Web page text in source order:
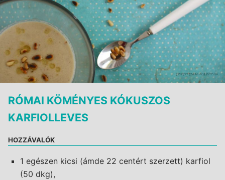
RÓMAI KÖMÉNYES KÓKUSZOS
KARFIOLLEVES
HOZZÁVALÓK
1 egészen kicsi (ámde 22 centért szerzett) karfiol
(50 dkg),